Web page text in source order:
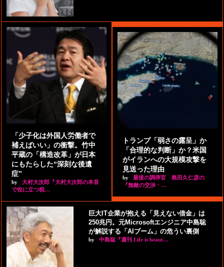
「少子化は外国人労働者で
補えばいい」の衝撃。竹中
平蔵の「構造改革」が日本
にもたらした“深刻な後遺
症”
by
大村大次郎『大村大次郎の本音
で役に立つ税…
トランプ「弱さの露呈」か
「合理的な判断」か？米国
がイランへの大規模攻撃を
見送った理由
by
最後の調停官 島田久仁彦の
『無敵の交渉・…
巨大IT企業が抱える「見えない借金」は
250兆円。元Microsoftエンジニア中島聡
が解説する「AIブーム」の危うい裏側
by 中島聡『週刊 Life is beaut…